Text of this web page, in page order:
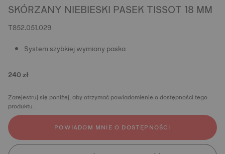
SKÓRZANY NIEBIESKI PASEK TISSOT 18 MM
T852.051.029
System szybkiej wymiany paska
240 zł
Zarejestruj się poniżej, aby otrzymać powiadomienie o dostępności tego
produktu.
POWIADOM MNIE O DOSTĘPNOŚCI